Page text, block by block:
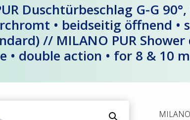
Duschtürbeschlag G-G
• beidseitig öffnend
// MILANO PUR
double action • for 8 & 10